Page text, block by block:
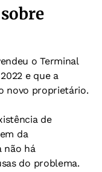
o Terminal
e que a
novo proprietário.
de
da
não há
do problema.